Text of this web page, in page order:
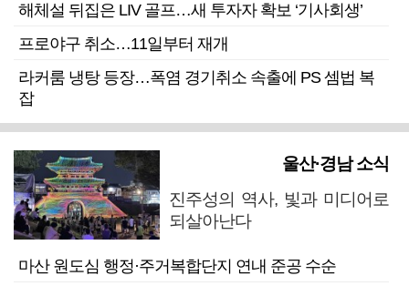
해체설 뒤집은 LIV 골프…새 투자자 확보 ‘기사회생’
프로야구 취소…11일부터 재개
라커룸 냉탕 등장…폭염 경기취소 속출에 PS 셈법 복
잡
울산·경남 소식
진주성의 역사, 빛과 미디어로
되살아난다
마산 원도심 행정·주거복합단지 연내 준공 수순